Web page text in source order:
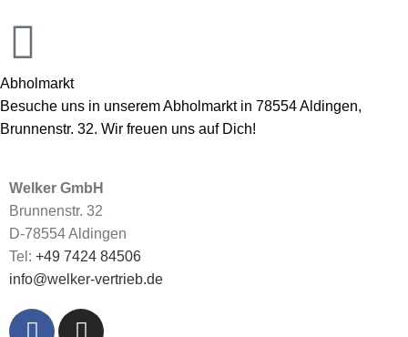
Abholmarkt
Besuche uns in unserem Abholmarkt in 78554 Aldingen,
Brunnenstr. 32. Wir freuen uns auf Dich!
Welker GmbH
Brunnenstr. 32
D-78554 Aldingen
Tel: +49 7424 84506
info@welker-vertrieb.de